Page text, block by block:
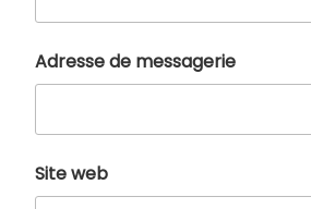
Adresse de messagerie
Site web